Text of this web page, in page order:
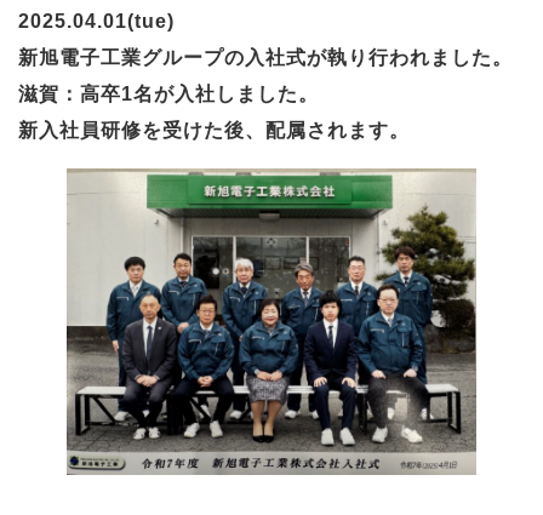
2025.04.01(tue)
新旭電子工業グループの入社式が執り行われました。
滋賀：高卒1名が入社しました。
新入社員研修を受けた後、配属されます。